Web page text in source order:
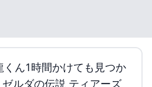
ティアキン
ティアキン 祠
くん1時間かけても見つか
ルダの伝説 ティアーズ